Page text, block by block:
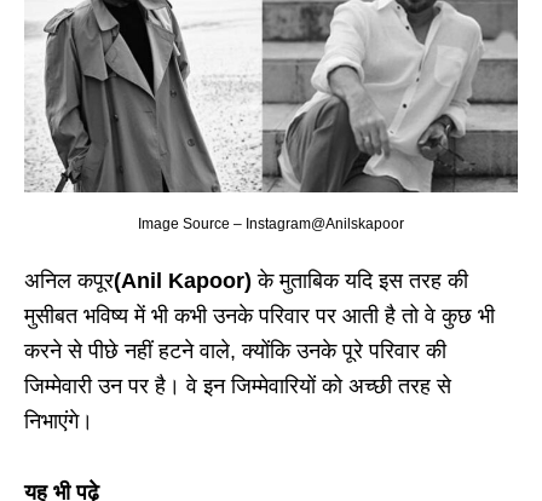
Image Source – Instagram@Anilskapoor
अनिल कपूर(Anil Kapoor) के मुताबिक यदि इस तरह की
मुसीबत भविष्य में भी कभी उनके परिवार पर आती है तो वे कुछ भी
करने से पीछे नहीं हटने वाले, क्योंकि उनके पूरे परिवार की
जिम्मेवारी उन पर है। वे इन जिम्मेवारियों को अच्छी तरह से
निभाएंगे।
यह भी पढ़े